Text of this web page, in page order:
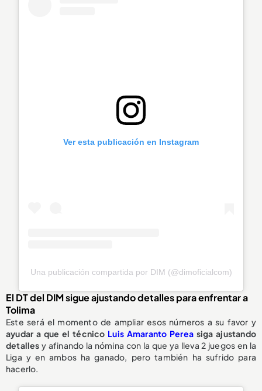
Ver esta publicación en Instagram
Una publicación compartida por DIM (@dimoficialcom)
El DT del DIM sigue ajustando detalles para enfrentar a
Tolima
Este será el momento de ampliar esos números a su favor y
ayudar a que el técnico Luis Amaranto Perea siga ajustando
detalles y afinando la nómina con la que ya lleva 2 juegos en la
Liga y en ambos ha ganado, pero también ha sufrido para
hacerlo.